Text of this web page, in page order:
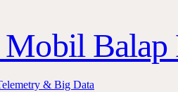
Mobil
& Big Data